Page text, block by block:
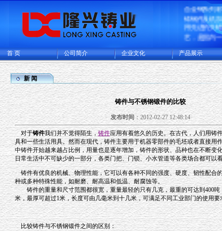
合金钢系列
铸钢件及机
用先进的失
艺，是国内
造的大型的
生产基地，
厂和CNC机
可供精密铸
铸成品件
主要出口欧
多国家。
首 页 公司简介 企业文化 产品展示
新 闻
铸件与不锈钢锻件的比较
发布时间：2012-02-27 12:48:14
对于铸件我们并不觉得陌生，铸件应用有着悠久的历史。在古代，人们用铸
具和一些生活用具。然而在现代，铸件主要用于机器零部件的毛坯或者直接用
中铸件开始越来越占比例，用量也是逐年增加，铸件的形状、品种也在不断变
日常生活中不可缺少的一部分，各类门把、门锁、小水管道等各类场合都可以
铸件有优良的机械、物理性能，它可以有各种不同的强度、硬度、韧性配合
种或多种特殊性能，如耐磨、耐高温和低温、耐腐蚀等。
铸件的重量和尺寸范围都很宽，重量最轻的只有几克，最重的可达到400吨
米，最厚可超过1米，长度可由几毫米到十几米，可满足不同工业部门的使用要
比较铸件与不锈钢锻件之间的区别：